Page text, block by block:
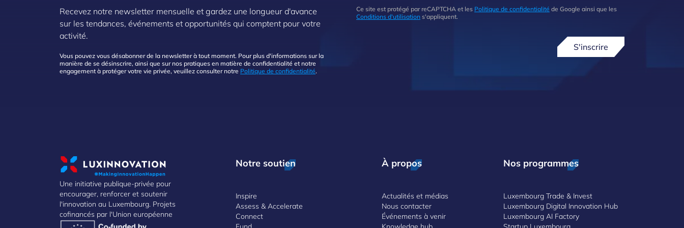
Recevez notre newsletter mensuelle et gardez une longueur d'avance
sur les tendances, événements et opportunités qui comptent pour votre
activité.
Vous pouvez vous désabonner de la newsletter à tout moment. Pour plus d'informations sur la
manière de se désinscrire, ainsi que sur nos pratiques en matière de confidentialité et notre
engagement à protéger votre vie privée, veuillez consulter notre Politique de confidentialité.
Ce site est protégé par reCAPTCHA et les Politique de confidentialité de Google ainsi que les
Conditions d'utilisation s'appliquent.
S'inscrire
Une initiative publique-privée pour
encourager, renforcer et soutenir
l'innovation au Luxembourg. Projets
cofinancés par l'Union européenne
Notre soutien
Inspire
Assess & Accelerate
Connect
À propos
Actualités et médias
Nous contacter
Événements à venir
Nos programmes
Luxembourg Trade & Invest
Luxembourg Digital Innovation Hub
Luxembourg AI Factory